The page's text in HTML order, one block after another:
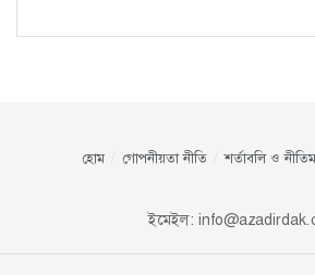
হোম গোপনীয়তা নীতি শর্তাবলি ও
ইমেইল: